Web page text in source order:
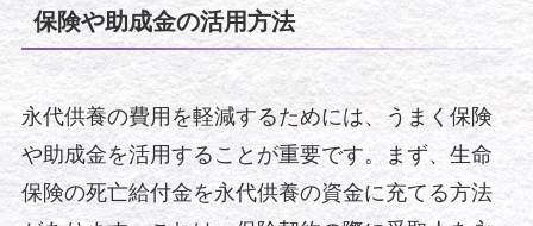
保険や助成金の活用方法
永代供養の費用を軽減するためには、うまく保険
や助成金を活用することが重要です。まず、生命
保険の死亡給付金を永代供養の資金に充てる方法